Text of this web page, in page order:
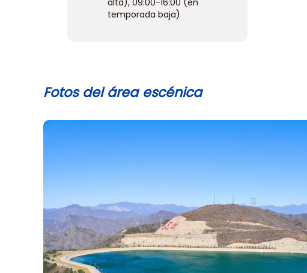
alta), 09:00-16:00 (en
temporada baja)
Fotos del área escénica